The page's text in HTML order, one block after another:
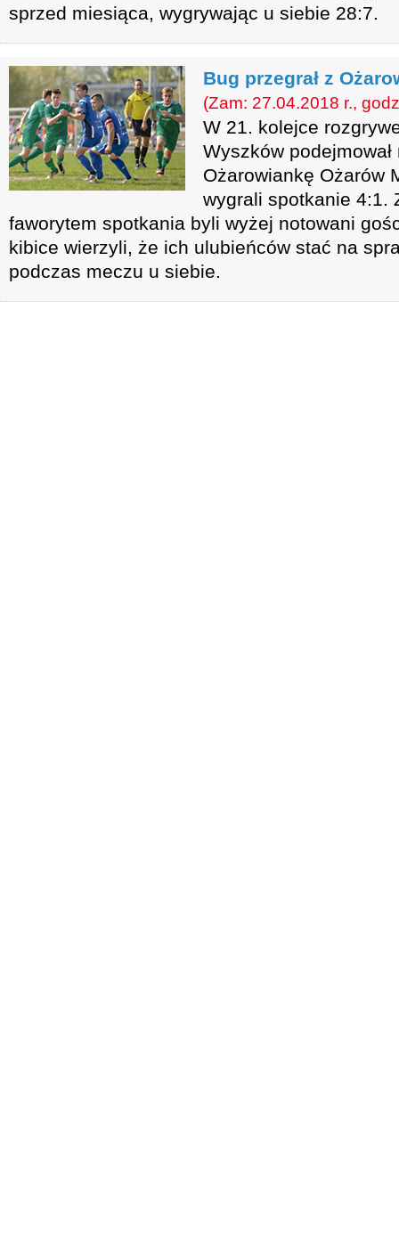
sprzed miesiąca, wygrywając u siebie 28:7.
Bug przegrał z
(Zam: 27.04.2018 r.,
W 21. kolejce
Wyszków
Ożarowiankę Ożarów
wygrali spotkanie 4:1.
faworytem spotkania byli wyżej notowani
kibice wierzyli, że ich ulubieńców stać na
podczas meczu u siebie.